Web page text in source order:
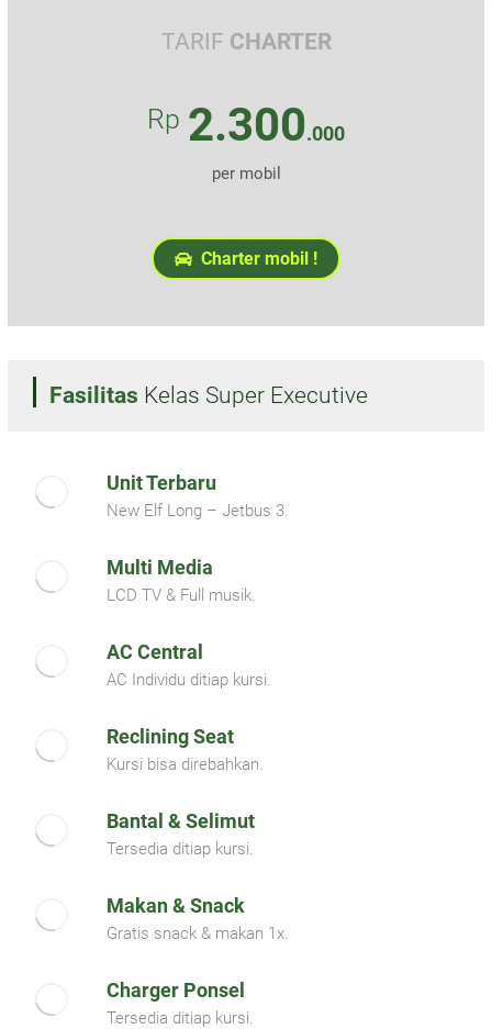
TARIF CHARTER
Rp 2.300.000
per mobil
Charter mobil !
Fasilitas Kelas Super Executive
Unit Terbaru
New Elf Long – Jetbus 3.
Multi Media
LCD TV & Full musik.
AC Central
AC Individu ditiap kursi.
Reclining Seat
Kursi bisa direbahkan.
Bantal & Selimut
Tersedia ditiap kursi.
Makan & Snack
Gratis snack & makan 1x.
Charger Ponsel
Tersedia ditiap kursi.